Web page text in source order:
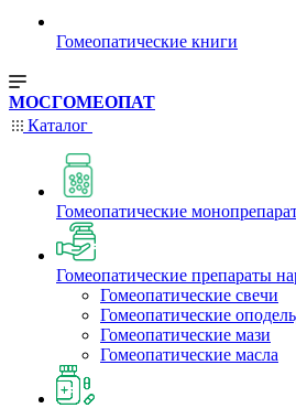
Гомеопатические книги
МОСГОМЕОПАТ
Каталог
Гомеопатические
Гомеопатические препараты
Гомеопатические свечи
Гомеопатические
Гомеопатические мази
Гомеопатические масла